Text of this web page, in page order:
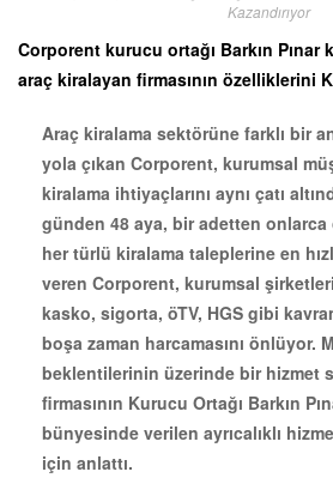
Kazandırıyor
Corporent kurucu ortağı Barkın
araç kiralayan firmasının özelliklerini
Araç kiralama sektörüne farklı bir
yola çıkan Corporent, kurumsal
kiralama ihtiyaçlarını aynı çatı
günden 48 aya, bir adetten
her türlü kiralama taleplerine en
veren Corporent, kurumsal
kasko, sigorta, öTV, HGS gibi
boşa zaman harcamasını önlüyor.
beklentilerinin üzerinde bir hizmet
firmasının Kurucu Ortağı Barkın
bünyesinde verilen ayrıcalıklı
için anlattı.